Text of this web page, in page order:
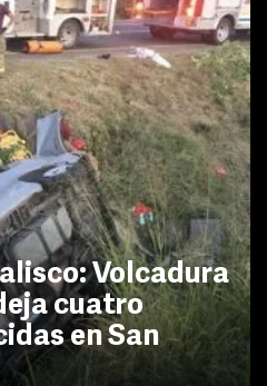
Volcadura
cuatro
en San